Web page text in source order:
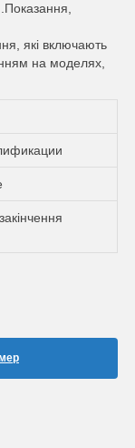
які включають
на моделях,